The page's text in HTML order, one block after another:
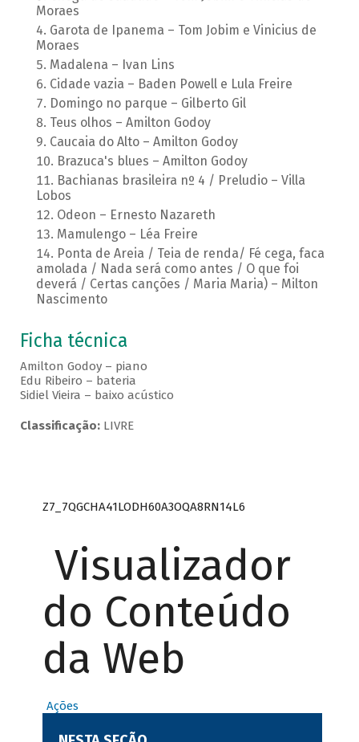
Moraes
Garota de Ipanema – Tom Jobim e Vinicius de
Moraes
Madalena – Ivan Lins
Cidade vazia – Baden Powell e Lula Freire
Domingo no parque – Gilberto Gil
Teus olhos – Amilton Godoy
Caucaia do Alto – Amilton Godoy
Brazuca's blues – Amilton Godoy
Bachianas brasileira nº 4 / Preludio – Villa
Lobos
Odeon – Ernesto Nazareth
Mamulengo – Léa Freire
Ponta de Areia / Teia de renda/ Fé cega, faca
amolada / Nada será como antes / O que foi
deverá / Certas canções / Maria Maria) – Milton
Nascimento
Ficha técnica
Amilton Godoy – piano
Edu Ribeiro – bateria
Sidiel Vieira – baixo acústico
Classificação:LIVRE
Z7_7QGCHA41LODH60A3OQA8RN14L6
Visualizador
do Conteúdo
da Web
Ações